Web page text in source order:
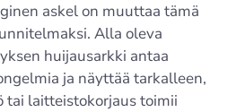
askel on muuttaa tämä
Alla oleva
huijausarkki antaa
ja näyttää tarkalleen,
tai laitteistokorjaus toimii